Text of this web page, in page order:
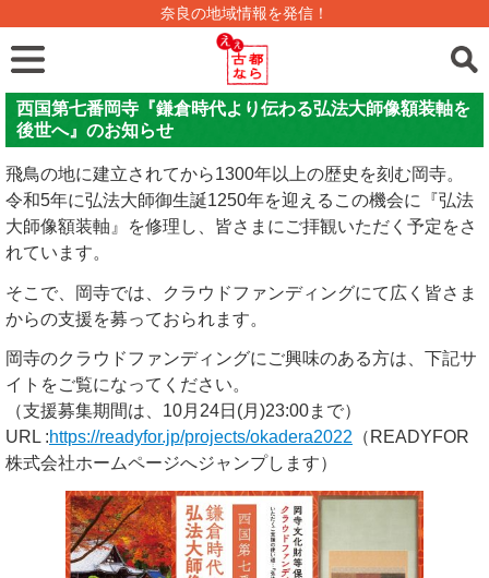
奈良の地域情報を発信！
西国第七番岡寺『鎌倉時代より伝わる弘法大師像額装軸を
後世へ』のお知らせ
飛鳥の地に建立されてから1300年以上の歴史を刻む岡寺。
令和5年に弘法大師御生誕1250年を迎えるこの機会に『弘法
大師像額装軸』を修理し、皆さまにご拝観いただく予定をさ
れています。
そこで、岡寺では、クラウドファンディングにて広く皆さま
からの支援を募っておられます。
岡寺のクラウドファンディングにご興味のある方は、下記サ
イトをご覧になってください。
（支援募集期間は、10月24日(月)23:00まで）
URL :https://readyfor.jp/projects/okadera2022 （READYFOR
株式会社ホームページへジャンプします）